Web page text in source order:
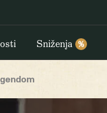
Sniženja %